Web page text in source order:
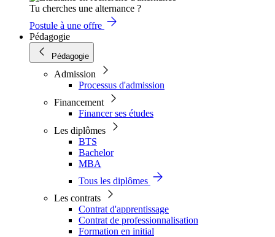
Tu cherches une alternance ?
Postule à une offre
Pédagogie
Pédagogie
Admission
Processus d'admission
Financement
Financer ses études
Les diplômes
BTS
Bachelor
MBA
Tous les diplômes
Les contrats
Contrat d'apprentissage
Contrat de professionnalisation
Formation en initial